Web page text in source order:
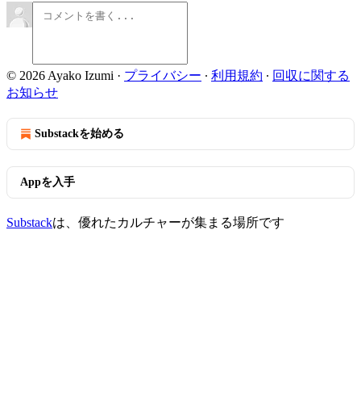
© 2026 Ayako Izumi · プライバシー ∙ 利用規約 ∙ 回収に関する
お知らせ
Substackを始める
Appを入手
Substackは、優れたカルチャーが集まる場所です